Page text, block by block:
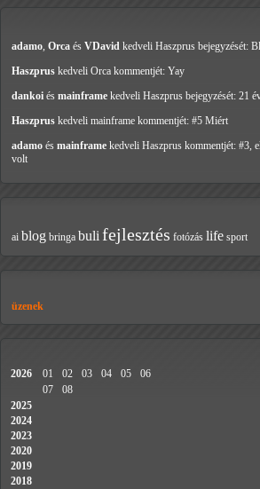
adamo, Orca és VDavid kedveli Haszprus bejegyzését:
Haszprus kedveli Orca kommentjét: Yay
dankoi és mainframe kedveli Haszprus bejegyzését: 21
Haszprus kedveli mainframe kommentjét: #5 Miért
adamo és mainframe kedveli Haszprus kommentjét: #3,
volt
ai blog bringa buli fejlesztés fotózás life sport
üzenek
2026 01 02 03 04 05
06
07
08
2025
2024
2023
2020
2019
2018